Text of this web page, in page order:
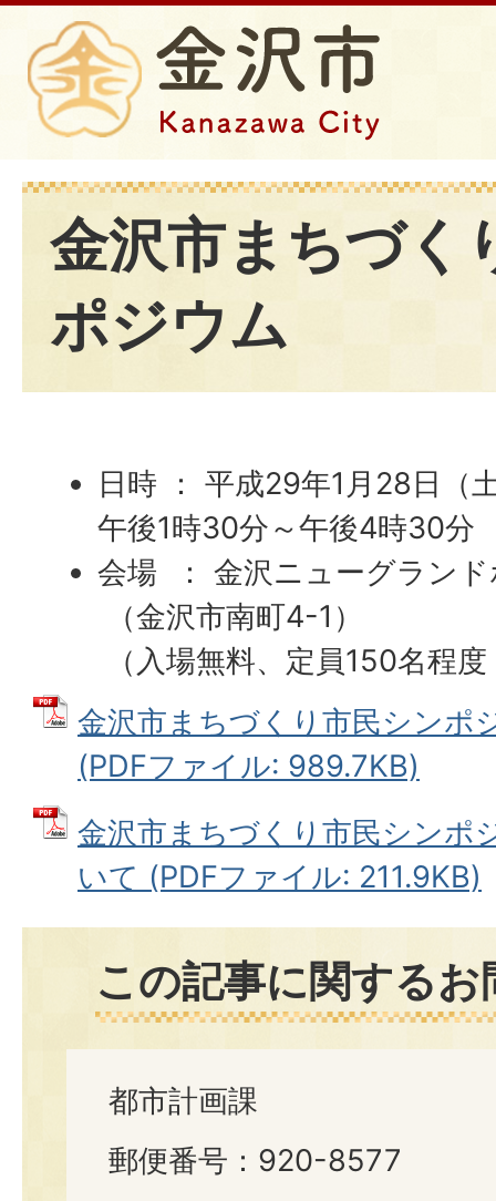
金沢市まちづく
ポジウム
日時 ： 平成29年1月28日（
午後1時30分～午後4時30分
会場 ： 金沢ニューグラン
（金沢市南町4-1）
（入場無料、定員150名程
金沢市まちづくり市民シンポ
(PDFファイル: 989.7KB)
金沢市まちづくり市民シンポ
いて (PDFファイル: 211.9KB)
この記事に関する
都市計画課
郵便番号：920-8577